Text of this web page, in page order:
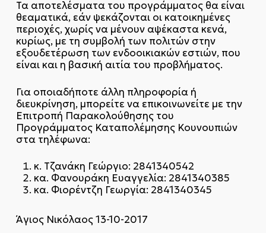
Τα αποτελέσματα του προγράμματος θα είναι
θεαματικά, εάν ψεκάζονται οι κατοικημένες
περιοχές, χωρίς να μένουν αψέκαστα κενά,
κυρίως, με τη συμβολή των πολιτών στην
εξουδετέρωση των ενδοοικιακών εστιών, που
είναι και η βασική αιτία του προβλήματος.
Για οποιαδήποτε άλλη πληροφορία ή
διευκρίνηση, μπορείτε να επικοινωνείτε με την
Επιτροπή Παρακολούθησης του
Προγράμματος Καταπολέμησης Κουνουπιών
στα τηλέφωνα:
κ. Τζανάκη Γεώργιο: 2841340542
κα. Φανουράκη Ευαγγελία: 2841340385
κα. Φιορέντζη Γεωργία: 2841340345
Άγιος Νικόλαος 13-10-2017